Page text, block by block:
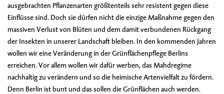
ausgebrachten Pflanzenarten größtenteils sehr resistent gegen diese
Einflüsse sind. Doch sie dürfen nicht die einzige Maßnahme gegen den
massiven Verlust von Blüten und dem damit verbundenen Rückgang
der Insekten in unserer Landschaft bleiben. In den kommenden Jahren
wollen wir eine Veränderung in der Grünflächenpflege Berlins
erreichen. Vor allem wollen wir dafür werben, das Mahdregime
nachhaltig zu verändern und so die heimische Artenvielfalt zu fördern.
Denn Berlin ist bunt und das sollen die Grünflächen auch werden.